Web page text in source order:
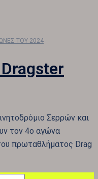
ΤΟΥ 2024
Σερρών και
τον 4ο αγώνα
πρωταθλήματος Drag